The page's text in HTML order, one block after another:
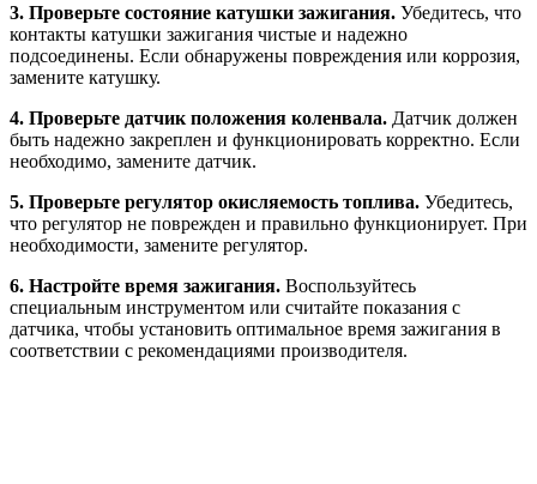
3. Проверьте состояние катушки зажигания. Убедитесь, что
контакты катушки зажигания чистые и надежно
подсоединены. Если обнаружены повреждения или коррозия,
замените катушку.
4. Проверьте датчик положения коленвала. Датчик должен
быть надежно закреплен и функционировать корректно. Если
необходимо, замените датчик.
5. Проверьте регулятор окисляемость топлива. Убедитесь,
что регулятор не поврежден и правильно функционирует. При
необходимости, замените регулятор.
6. Настройте время зажигания. Воспользуйтесь
специальным инструментом или считайте показания с
датчика, чтобы установить оптимальное время зажигания в
соответствии с рекомендациями производителя.